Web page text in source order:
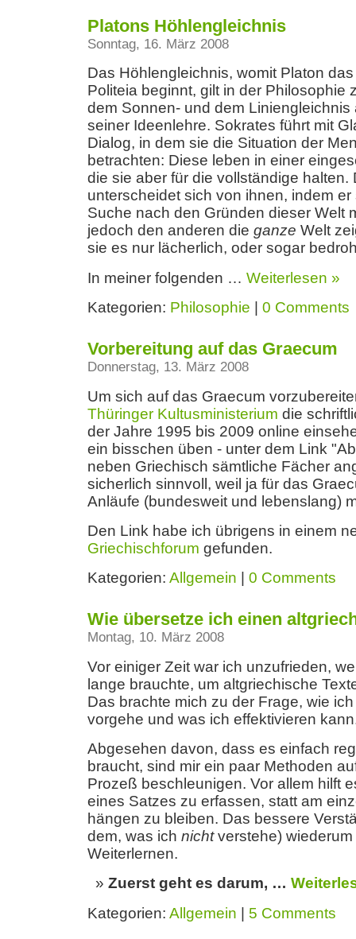
Platons Höhlengleichnis
Sonntag, 16. März 2008
Das Höhlengleichnis, womit Platon
Politeia beginnt, gilt in der Philosophie
dem Sonnen- und dem Liniengleichnis
seiner Ideenlehre. Sokrates führt mit
Dialog, in dem sie die Situation der
betrachten: Diese leben in einer
die sie aber für die vollständige halten.
unterscheidet sich von ihnen, indem er
Suche nach den Gründen dieser Welt
jedoch den anderen die ganze Welt
sie es nur lächerlich, oder sogar
In meiner folgenden … Weiterlesen »
Kategorien: Philosophie 0 Comments
Vorbereitung auf das Graecum
Donnerstag, 13. März 2008
Um sich auf das Graecum
Thüringer Kultusministerium die
der Jahre 1995 bis 2009 online
ein bisschen üben - unter dem Link
neben Griechisch sämtliche Fächer
sicherlich sinnvoll, weil ja für das
Anläufe (bundesweit und lebenslang)
Den Link habe ich übrigens in einem
Griechischforum gefunden.
Kategorien: Allgemein 0 Comments
Wie übersetze ich einen
Montag, 10. März 2008
Vor einiger Zeit war ich unzufrieden,
lange brauchte, um altgriechische
Das brachte mich zu der Frage, wie
vorgehe und was ich effektivieren
Abgesehen davon, dass es einfach
braucht, sind mir ein paar Methoden
Prozeß beschleunigen. Vor allem hilft
eines Satzes zu erfassen, statt am
hängen zu bleiben. Das bessere
dem, was ich nichtverstehe) wiederum
Weiterlernen.
Zuerst geht es darum, …
Kategorien: Allgemein | 5 Comments